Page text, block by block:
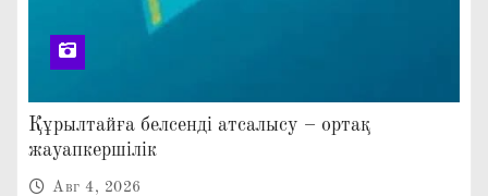
Құрылтайға белсенді атсалысу – ортақ
жауапкершілік
Авг 4, 2026